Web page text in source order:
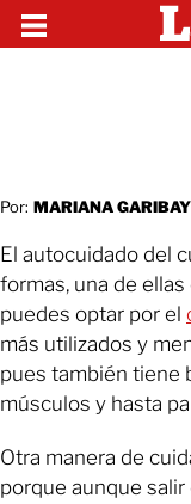
Por: MARIANA GARIBAY
El autocuidado del
formas, una de
puedes optar por el
más utilizados y
pues también tiene
músculos y hasta
Otra manera de
porque aunque